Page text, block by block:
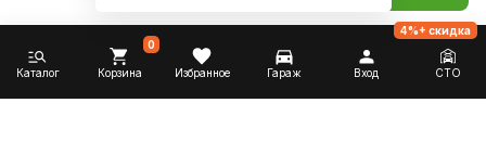
Каталог Корзина
0
Избранное Гараж Вход СТО
4%+ скидка